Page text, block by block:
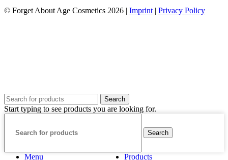
© Forget About Age Cosmetics 2026 | Imprint | Privacy Policy
Search
Start typing to see products you are looking for.
Search
Menu Products